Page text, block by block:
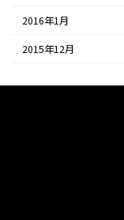
2016年1月
2015年12月